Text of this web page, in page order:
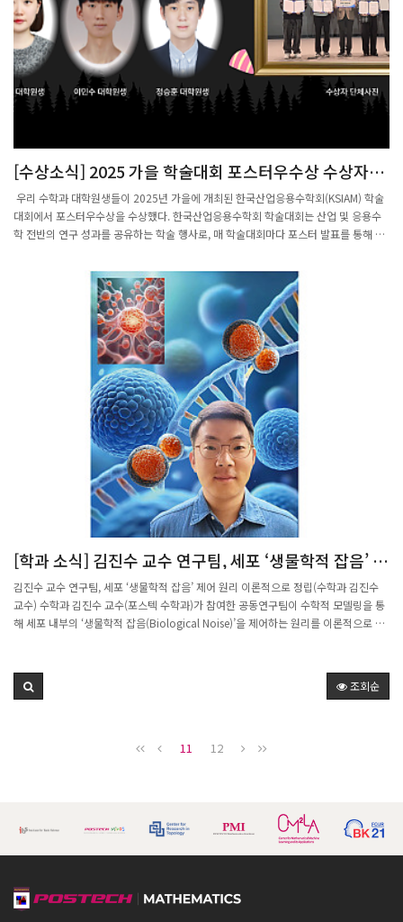
반에 걸쳐 깊은 학문적 영향을 미치며 국제적으로 높은 평가를 받고 있다. 이번 수상은
포스텍 수학과의 우수한 기초연구 역량을 대외적으로 다시 한번 입증하는 성과이자, 국
내 수학 연구가 세계 수학계에서 차지하는 위상을 보여주는 뜻깊은 사례로 평가된다.
포스텍 수학과는 앞으로도 기초과학의 본질적 질문에 도전하는 연구를 지속적으로 지
원하며, 세계적 수준의 연구 성과 창출에 기여해 나갈 예정이다.기사(데일리
안): https://share.google/E6NxHn24HZ2jXTZc5
[수상소식] 2025 가을 학술대회 포스터우수상 수상자(강
민지, 이민수, 정승훈 대학원생)
우리 수학과 대학원생들이 2025년 가을에 개최된 한국산업응용수학회(KSIAM) 학술
대회에서 포스터우수상을 수상했다. 한국산업응용수학회 학술대회는 산업 및 응용수
학 전반의 연구 성과를 공유하는 학술 행사로, 매 학술대회마다 포스터 발표를 통해 우
Noise-Robust Absence of Stochastic Turing Patterns in a Class of Chemical
Reaction Networks(교신저자: 김진수 교수), 이민수 대학원생의 Partially Linear
Contextual Bandits(교신저자: 신선영 교수), 그리고 정승훈 대학원생의
Asymptotic Convergence of Nonconvex Wasserstein Gradient Flow(교신저자:
최범준 교수) 등 총 세 편의 연구가 포스터우수상으로 선정되었다. 해당 연구들은 각각
반응 네트워크 이론과 패턴형성, 통계적 학습 이론, 최적수송 및 비선형 해석 분야에서
의미 있는 이론적 성과를 제시한 점에서 높은 평가를 받았다. 이번 수상은 우리 수학
과 대학원생들의 꾸준한 연구 성과를 보여주는 사례로, 학술대회를 통한 연구 교류와
발표의 중요성을 다시 한번 확인하는 계기가 되었다. 앞으로도 우리 수학과는 다양한
학문 분야와의 연계를 바탕으로 응용수학 연구를 지속적으로 확장해 나갈 예정이다.
[학과 소식] 김진수 교수 연구팀, 세포 ‘생물학적 잡음’ 제
어 원리 이론적으로 정립
김진수 교수 연구팀, 세포 ‘생물학적 잡음’ 제어 원리 이론적으로 정립(수학과 김진수
교수) 수학과 김진수 교수(포스텍 수학과)가 참여한 공동연구팀이 수학적 모델링을 통
해 세포 내부의 ‘생물학적 잡음(Biological Noise)’을 제어하는 원리를 이론적으로 정
기반을 제시했다. 이번 성과는 기초과학연구원(IBS) 김재경 CI(KAIST) 연구팀과의 공
동연구로 수행됐다. 연구팀은 기존 유전자 회로 기술이 세포 집단의 평균적인 특성은
과 분해 기반 작동 원리를 결합해 세포 간 변동성을 이론적으로 최소 수준까지 억제할
기반한 수학적 수식에서 출발해 실제 생물학적 기전을 설계했다는 점에서, 수학 모형의
힘과 가능성을 잘 보여주는 연구”라고 설명했다. 이번 연구 결과는 국제학술지
『Nature Communications』(2024년 12월 24일)에 게재됐다.
조회순
11 12